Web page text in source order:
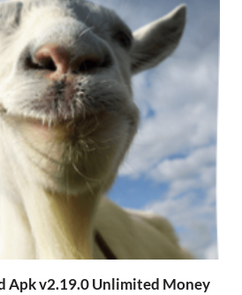
Apk v2.19.0 Unlimited Money